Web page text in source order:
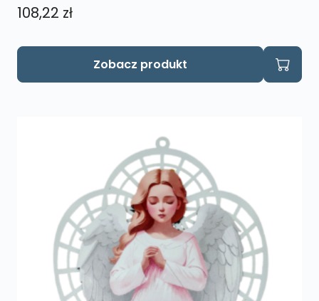
108,22 zł
Zobacz produkt
Ten
produktu